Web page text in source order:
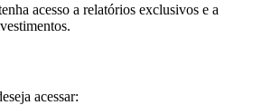
acesso a relatórios exclusivos e a
acessar: